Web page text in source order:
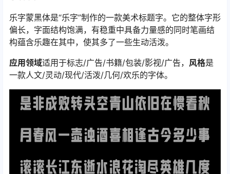
乐字蒙黑体是“乐字”制作的一款美术标题字。它的整体字形
偏长，字面结构饱满，有稳重中具备力量感的同时笔画结
构蕴含乐趣在其中，使其多了一些生动活泼。
应用领域适用于标志/广告/书籍/包装/影视/广告， 风格是
一款人文/灵动/现代/活泼/几何/欢乐的字体。